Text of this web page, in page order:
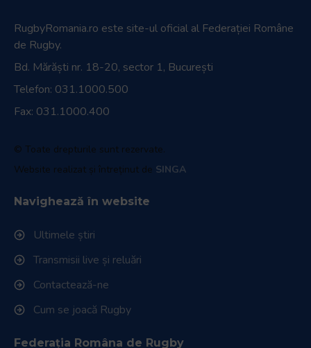
RugbyRomania.ro este site-ul oficial al Federației Române
de Rugby.
Bd. Mărăști nr. 18-20, sector 1, București
Telefon: 031.1000.500
Fax: 031.1000.400
© Toate drepturile sunt rezervate.
Website realizat și întreținut de SINGA
Navighează în website
Ultimele știri
Transmisii live și reluări
Contactează-ne
Cum se joacă Rugby
Federația Româna de Rugby